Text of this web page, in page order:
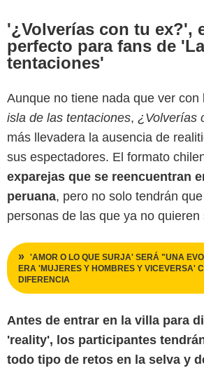
'¿Volverías con tu ex?',
perfecto para fans de
tentaciones'
Aunque no tiene nada que ver con
isla de las tentaciones, ¿Volverías
más llevadera la ausencia de
sus espectadores. El formato
exparejas que se reencuentran
peruana, pero no solo tendrán
personas de las que ya no quieren
'AMOR O LO QUE SURJA' SERÁ "UNA
ERA 'MUJERES Y HOMBRES Y VICEVERSA'
DIFERENCIA
Antes de entrar en la villa para
'reality', los participantes
todo tipo de retos en la selva y